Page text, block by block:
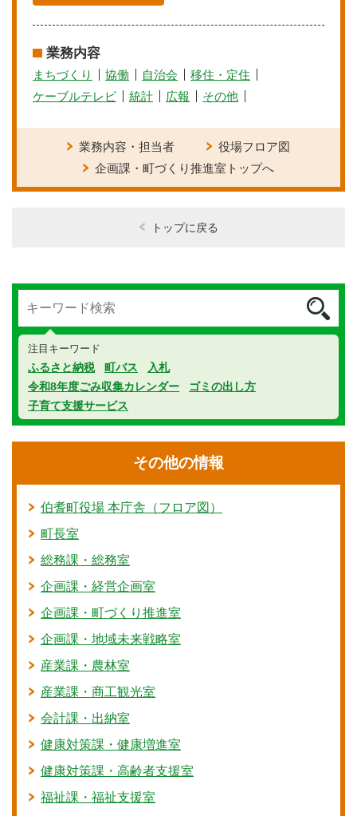
業務内容
まちづくり 協働 自治会
移住・定住
ケーブルテレビ
統計 広報 その他
業務内容・担当者
役場フロア図
企画課・町づくり推進室トップへ
トップに戻る
注目キーワード
ふるさと納税 町バス
入札
令和8年度ごみ収集カレンダー
ゴミの出し方
子育て支援サービス
その他の情報
伯耆町役場 本庁舎（フロア図）
町長室
総務課・総務室
企画課・経営企画室
企画課・町づくり推進室
企画課・地域未来戦略室
産業課・農林室
産業課・商工観光室
会計課・出納室
健康対策課・健康増進室
健康対策課・高齢者支援室
福祉課・福祉支援室